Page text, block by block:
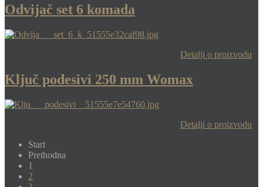
Odvijač set 6 komada
Detalji o proizvodu
Ključ podesivi 250 mm Womax
Detalji o proizvodu
Start
Prethodna
1
2